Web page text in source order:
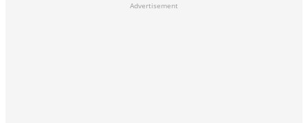
Advertisement